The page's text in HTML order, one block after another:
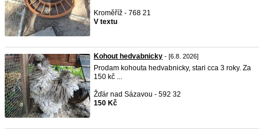
Kroměříž - 768 21
V textu
Kohout hedvabnicky - [6.8. 2026]
Prodam kohouta hedvabnicky, stari cca 3 roky. Za
150 kč ...
Žďár nad Sázavou - 592 32
150 Kč